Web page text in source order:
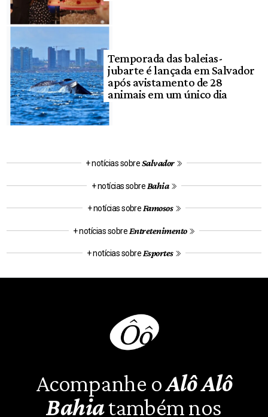
Temporada das baleias-
jubarte é lançada em Salvador
após avistamento de 28
animais em um único dia
+ notícias sobreSalvador
+ notícias sobre Bahia
+ notícias sobre Famosos
+ notícias sobre Entretenimento
+ notícias sobre Esportes
Acompanhe oAlô Alô
Bahiatambém nos